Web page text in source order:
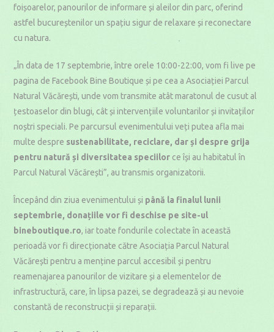
foișoarelor, panourilor de informare și aleilor din parc, oferind
astfel bucureștenilor un spațiu sigur de relaxare și reconectare
cu natura.
„În data de 17 septembrie, între orele 10:00-22:00, vom fi live pe
pagina de Facebook Bine Boutique și pe cea a Asociației Parcul
Natural Văcărești, unde vom transmite atât maratonul de cusut al
țestoaselor din blugi, cât și intervențiile voluntarilor și invitaților
noștri speciali. Pe parcursul evenimentului veți putea afla mai
multe despre sustenabilitate, reciclare, dar și despre grija
pentru natură și diversitatea speciilor ce își au habitatul în
Parcul Natural Văcărești”, au transmis organizatorii.
Începând din ziua evenimentului și până la finalul lunii
septembrie, donațiile vor fi deschise pe site-ul
bineboutique.ro, iar toate fondurile colectate în această
perioadă vor fi direcționate către Asociația Parcul Natural
Văcărești pentru a menține parcul accesibil și pentru
reamenajarea panourilor de vizitare și a elementelor de
infrastructură, care, în lipsa pazei, se degradează și au nevoie
constantă de reconstrucții și reparații.